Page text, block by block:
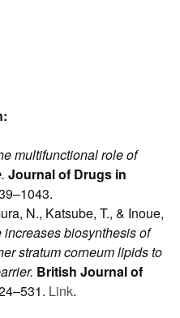
multifunctional role of
Journal of Drugs in
N., Katsube, T., & Inoue,
biosynthesis of
stratum corneum lipids to
British Journal of
Link.